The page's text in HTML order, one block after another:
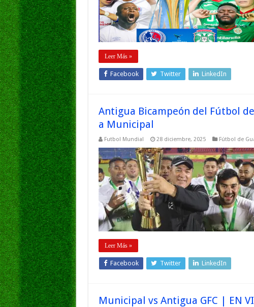
Leer Más »
Facebook Twitter LinkedIn
Antigua Bicampeón del Fútbol
a Municipal
Futbol Mundial 28 diciembre, 2025 Fútbol de
Leer Más »
Facebook Twitter LinkedIn
Municipal vs Antigua GFC | EN